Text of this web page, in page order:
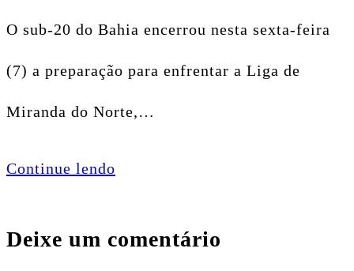
O sub-20 do Bahia encerrou nesta sexta-feira
(7) a preparação para enfrentar a Liga de
Miranda do Norte,…
Continue lendo
Deixe um comentário